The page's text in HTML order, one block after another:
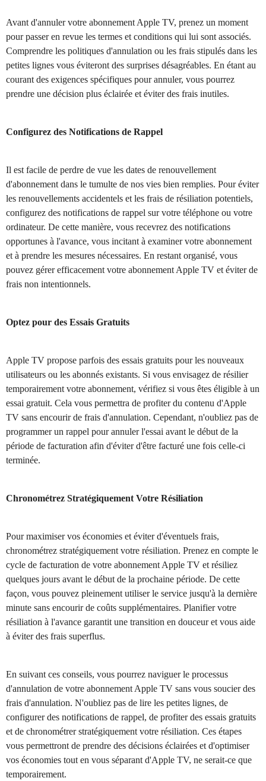
Avant d'annuler votre abonnement Apple TV, prenez un moment
pour passer en revue les termes et conditions qui lui sont associés.
Comprendre les politiques d'annulation ou les frais stipulés dans les
petites lignes vous éviteront des surprises désagréables. En étant au
courant des exigences spécifiques pour annuler, vous pourrez
prendre une décision plus éclairée et éviter des frais inutiles.
Configurez des Notifications de Rappel
Il est facile de perdre de vue les dates de renouvellement
d'abonnement dans le tumulte de nos vies bien remplies. Pour éviter
les renouvellements accidentels et les frais de résiliation potentiels,
configurez des notifications de rappel sur votre téléphone ou votre
ordinateur. De cette manière, vous recevrez des notifications
opportunes à l'avance, vous incitant à examiner votre abonnement
et à prendre les mesures nécessaires. En restant organisé, vous
pouvez gérer efficacement votre abonnement Apple TV et éviter de
frais non intentionnels.
Optez pour des Essais Gratuits
Apple TV propose parfois des essais gratuits pour les nouveaux
utilisateurs ou les abonnés existants. Si vous envisagez de résilier
temporairement votre abonnement, vérifiez si vous êtes éligible à un
essai gratuit. Cela vous permettra de profiter du contenu d'Apple
TV sans encourir de frais d'annulation. Cependant, n'oubliez pas de
programmer un rappel pour annuler l'essai avant le début de la
période de facturation afin d'éviter d'être facturé une fois celle-ci
terminée.
Chronométrez Stratégiquement Votre Résiliation
Pour maximiser vos économies et éviter d'éventuels frais,
chronométrez stratégiquement votre résiliation. Prenez en compte le
cycle de facturation de votre abonnement Apple TV et résiliez
quelques jours avant le début de la prochaine période. De cette
façon, vous pouvez pleinement utiliser le service jusqu'à la dernière
minute sans encourir de coûts supplémentaires. Planifier votre
résiliation à l'avance garantit une transition en douceur et vous aide
à éviter des frais superflus.
En suivant ces conseils, vous pourrez naviguer le processus
d'annulation de votre abonnement Apple TV sans vous soucier des
frais d'annulation. N'oubliez pas de lire les petites lignes, de
configurer des notifications de rappel, de profiter des essais gratuits
et de chronométrer stratégiquement votre résiliation. Ces étapes
vous permettront de prendre des décisions éclairées et d'optimiser
vos économies tout en vous séparant d'Apple TV, ne serait-ce que
temporairement.